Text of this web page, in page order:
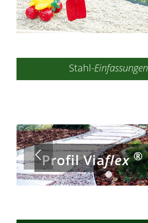
Stahl-Einfassungen
Profil Viaflex ®